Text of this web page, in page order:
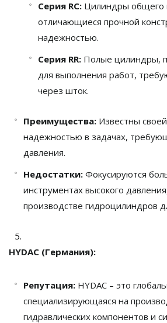
Серия RC: Цилиндры общего
отличающиеся прочной
надежностью.
Серия RR: Полые цилиндры,
для выполнения работ,
через шток.
Преимущества: Известны
надежностью в задачах,
давления.
Недостатки: Фокусируются
инструментах высокого
производстве гидроцилиндров
HYDAC (Германия):
Репутация: HYDAC – это
специализирующаяся на
гидравлических компонентов и